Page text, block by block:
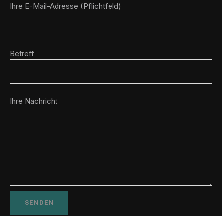
Ihre E-Mail-Adresse (Pflichtfeld)
Betreff
Ihre Nachricht